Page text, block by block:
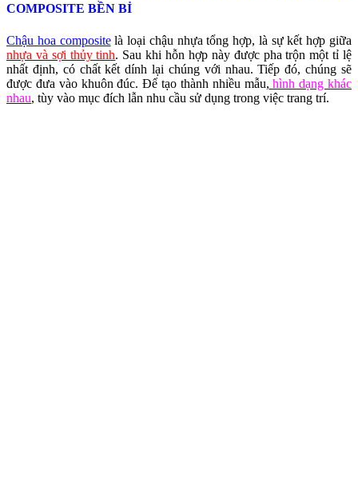
COMPOSITE BỀN BỈ
Chậu hoa compositelà loại chậu nhựa tổng hợp, là sự kết hợp giữa
nhựa và sợi thủy tinh. Sau khi hỗn hợp này được pha trộn một tỉ lệ
nhất định, có chất kết dính lại chúng với nhau. Tiếp đó, chúng sẽ
được đưa vào khuôn đúc. Để tạo thành nhiều mẫu, hình dạng khác
nhau, tùy vào mục đích lẫn nhu cầu sử dụng trong việc trang trí.